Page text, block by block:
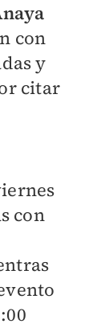
con
y
citar
con